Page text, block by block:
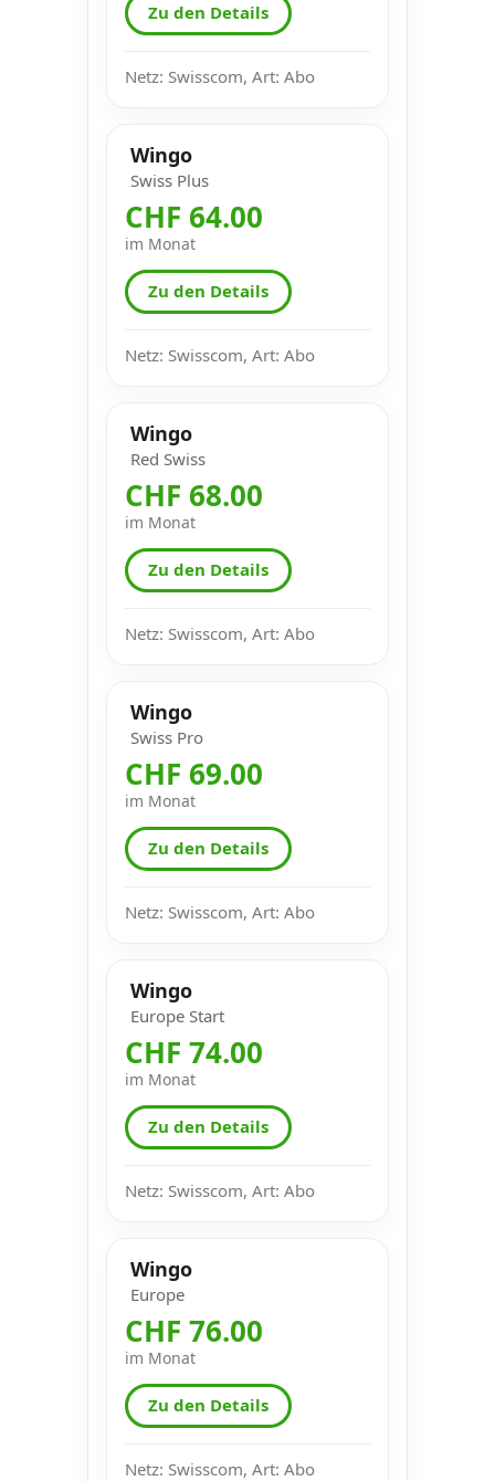
Zu den Details
Netz: Swisscom, Art: Abo
Wingo
Swiss Plus
CHF 64.00
im Monat
Zu den Details
Netz: Swisscom, Art: Abo
Wingo
Red Swiss
CHF 68.00
im Monat
Zu den Details
Netz: Swisscom, Art: Abo
Wingo
Swiss Pro
CHF 69.00
im Monat
Zu den Details
Netz: Swisscom, Art: Abo
Wingo
Europe Start
CHF 74.00
im Monat
Zu den Details
Netz: Swisscom, Art: Abo
Wingo
Europe
CHF 76.00
im Monat
Zu den Details
Netz: Swisscom, Art: Abo